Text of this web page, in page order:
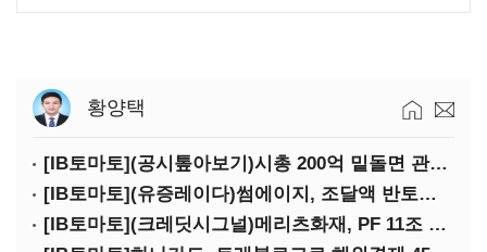
황양택
[IB토마토](공시톺아보기)시총 200억 밑돌면 관리종목…상폐 피하려면
[IB토마토](유증레이다)썸에이지, 조달액 반토막…시총 200억 못 넘으면 철회
[IB토마토](크레딧시그널)메리츠화재, PF 11조 노출…부동산 사업성 저하 우려